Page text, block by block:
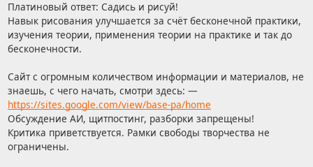
Платиновый ответ: Садись и рисуй!
Навык рисования улучшается за счёт бесконечной практики,
изучения теории, применения теории на практике и так до
бесконечности.
Сайт с огромным количеством информации и материалов, не
знаешь, с чего начать, смотри здесь: —
https://sites.google.com/view/base-pa/home
Обсуждение АИ, щитпостинг, разборки запрещены!
Критика приветствуется. Рамки свободы творчества не
ограничены.